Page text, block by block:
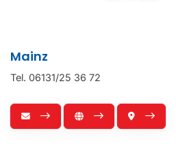
Mainz
Tel. 06131/25 36 72